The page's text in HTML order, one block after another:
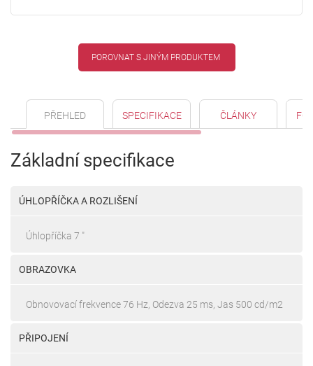
POROVNAT S JINÝM PRODUKTEM
PŘEHLED SPECIFIKACE ČLÁNKY
Základní specifikace
ÚHLOPŘÍČKA A ROZLIŠENÍ
Úhlopříčka 7 "
OBRAZOVKA
Obnovovací frekvence 76 Hz, Odezva 25 ms, Jas 500 cd/m2
PŘIPOJENÍ